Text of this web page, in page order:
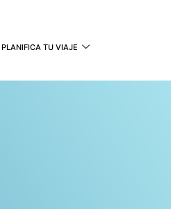
PLANIFICA TU VIAJE